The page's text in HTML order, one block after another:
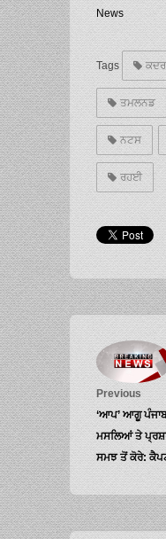
News
Tags ਕਦਰ
ਤਮਲਨਡ
ਨਟਸ
ਰਹਈ
Previous
‘ਆਪ’ ਆਗੂ
ਮਸਲਿਆਂ ਤੇ
ਸਮਝ ਤੋਂ ਕੋਰੇ: